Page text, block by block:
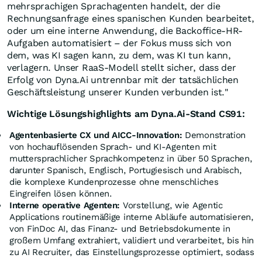
mehrsprachigen Sprachagenten handelt, der die
Rechnungsanfrage eines spanischen Kunden bearbeitet,
oder um eine interne Anwendung, die Backoffice-HR-
Aufgaben automatisiert – der Fokus muss sich von
dem, was KI sagen kann, zu dem, was KI tun kann,
verlagern. Unser RaaS-Modell stellt sicher, dass der
Erfolg von Dyna.Ai untrennbar mit der tatsächlichen
Geschäftsleistung unserer Kunden verbunden ist."
Wichtige Lösungshighlights am Dyna.Ai-Stand CS91:
Agentenbasierte CX und AICC-Innovation: Demonstration
von hochauflösenden Sprach- und KI-Agenten mit
muttersprachlicher Sprachkompetenz in über 50 Sprachen,
darunter Spanisch, Englisch, Portugiesisch und Arabisch,
die komplexe Kundenprozesse ohne menschliches
Eingreifen lösen können.
Interne operative Agenten: Vorstellung, wie Agentic
Applications routinemäßige interne Abläufe automatisieren,
von FinDoc AI, das Finanz- und Betriebsdokumente in
großem Umfang extrahiert, validiert und verarbeitet, bis hin
zu AI Recruiter, das Einstellungsprozesse optimiert, sodass